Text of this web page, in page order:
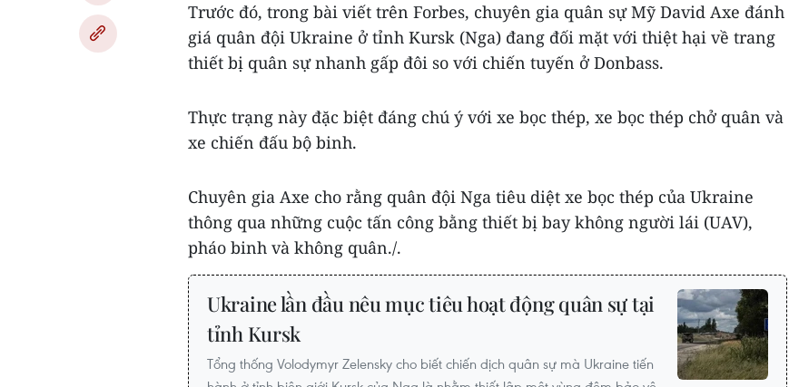
Trước đó, trong bài viết trên Forbes, chuyên gia quân sự Mỹ David Axe đánh
giá quân đội Ukraine ở tỉnh Kursk (Nga) đang đối mặt với thiệt hại về trang
thiết bị quân sự nhanh gấp đôi so với chiến tuyến ở Donbass.
Thực trạng này đặc biệt đáng chú ý với xe bọc thép, xe bọc thép chở quân và
xe chiến đấu bộ binh.
Chuyên gia Axe cho rằng quân đội Nga tiêu diệt xe bọc thép của Ukraine
thông qua những cuộc tấn công bằng thiết bị bay không người lái (UAV),
pháo binh và không quân./.
Ukraine lần đầu nêu mục tiêu hoạt động quân sự tại
tỉnh Kursk
Tổng thống Volodymyr Zelensky cho biết chiến dịch quân sự mà Ukraine tiến